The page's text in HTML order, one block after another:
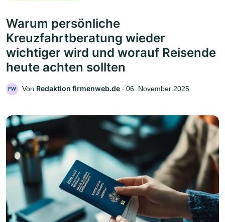
Warum persönliche
Kreuzfahrtberatung wieder
wichtiger wird und worauf Reisende
heute achten sollten
FW Von Redaktion firmenweb.de ‧ 06. November 2025